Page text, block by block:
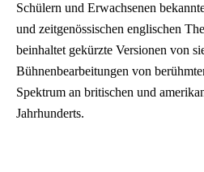
Schülern und Erwachsenen
und zeitgenössischen englischen
beinhaltet gekürzte Versionen von
Bühnenbearbeitungen von
Spektrum an britischen und
Jahrhunderts.